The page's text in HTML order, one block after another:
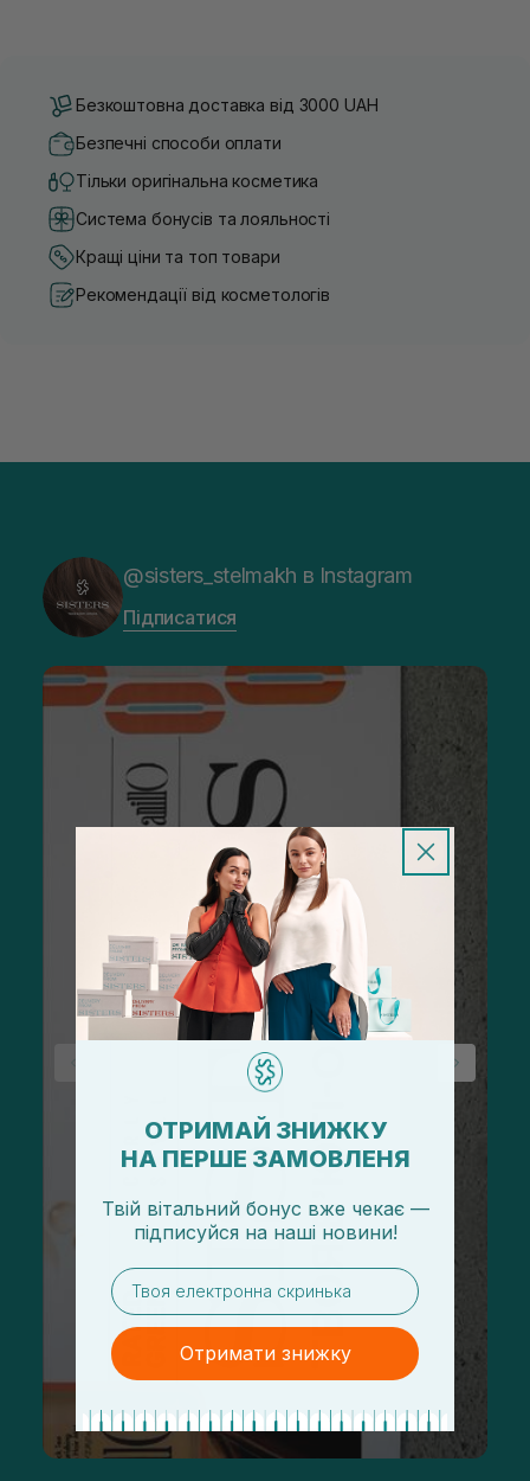
Безкоштовна доставка від 3000 UAH
Безпечні способи оплати
Тільки оригінальна косметика
Система бонусів та лояльності
Кращі ціни та топ товари
Рекомендації від косметологів
@sisters_stelmakh в Instagram
Підписатися
ОТРИМАЙ ЗНИЖКУ
НА ПЕРШЕ ЗАМОВЛЕНЯ
Твій вітальний бонус вже чекає —
підписуйся на наші новини!
email
Отримати знижку